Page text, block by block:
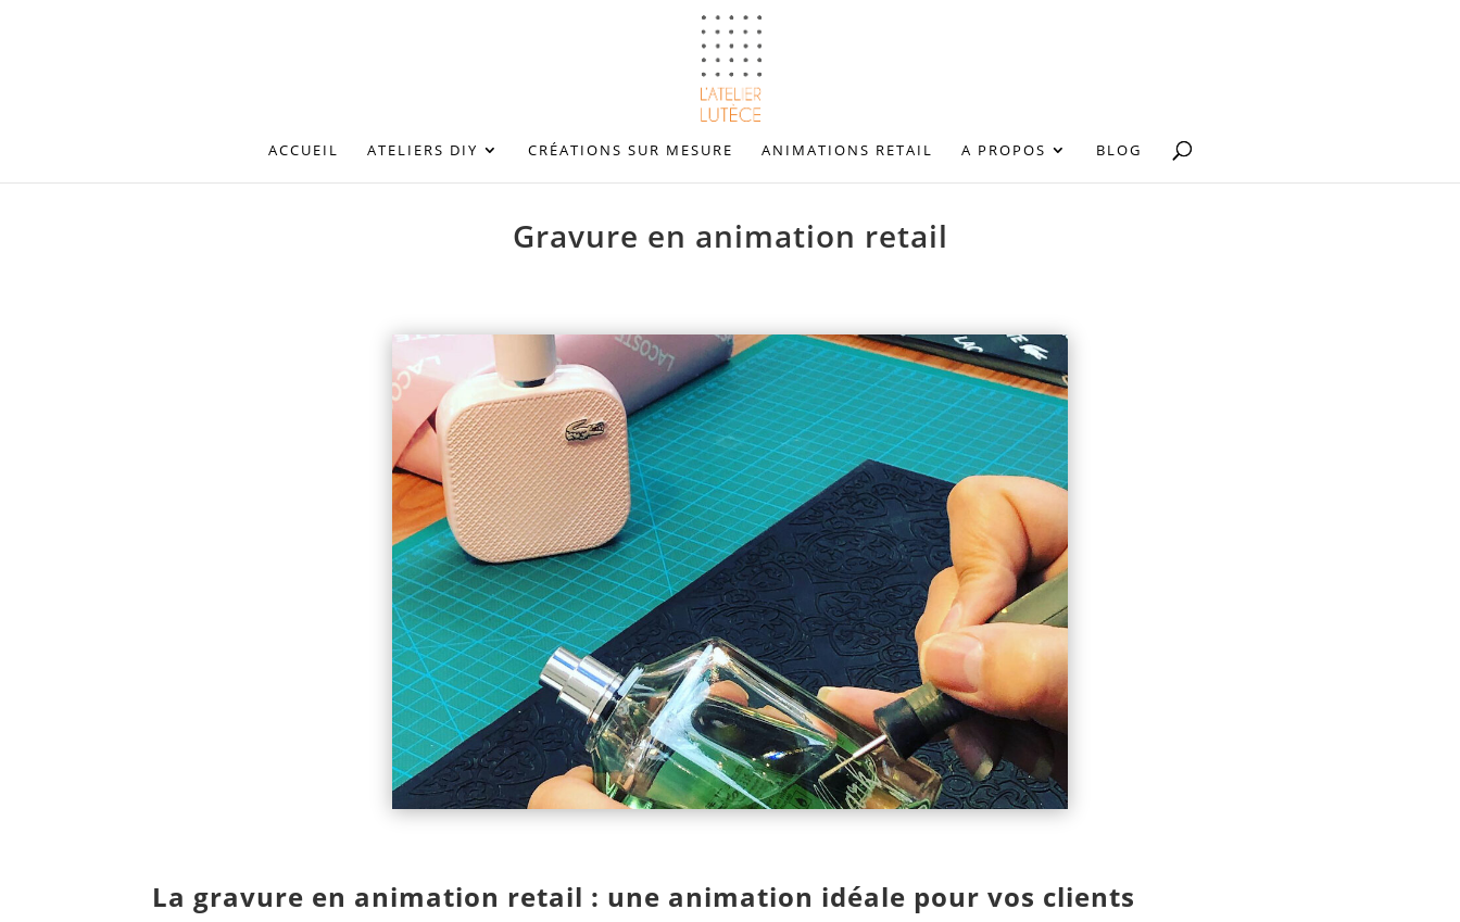
ACCUEIL ATELIERS DIY CRÉATIONS SUR MESURE ANIMATIONS RETAIL A PROPOS BLOG
Gravure en animation retail
La gravure en animation retail : une animation idéale pour vos clients